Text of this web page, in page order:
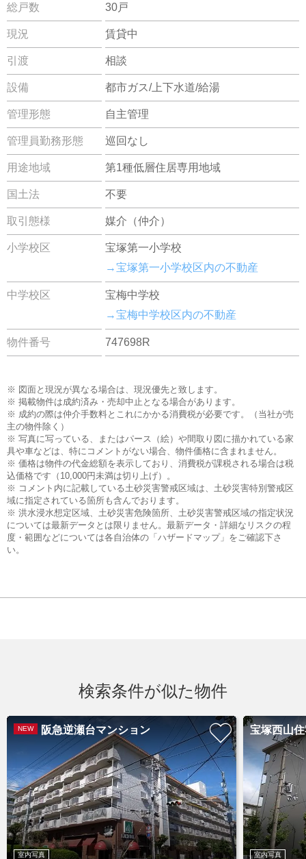
総戸数 30戸
現況 賃貸中
引渡 相談
設備 都市ガス/上下水道/給湯
管理形態 自主管理
管理員勤務形態 巡回なし
用途地域 第1種低層住居専用地域
国土法 不要
取引態様 媒介（仲介）
小学校区
宝塚第一小学校
→宝塚第一小学校区内の不動産
中学校区
宝梅中学校
→宝梅中学校区内の不動産
物件番号 747698R
※ 図面と現況が異なる場合は、現況優先と致します。
※ 掲載物件は成約済み・売却中止となる場合があります。
※ 成約の際は仲介手数料とこれにかかる消費税が必要です。（当社が売
主の物件除く）
※ 写真に写っている、またはパース（絵）や間取り図に描かれている家
具や車などは、特にコメントがない場合、物件価格に含まれません。
※ 価格は物件の代金総額を表示しており、消費税が課税される場合は税
込価格です（10,000円未満は切り上げ）。
※ コメント内に記載している土砂災害警戒区域は、土砂災害特別警戒区
域に指定されている箇所も含んでおります。
※ 洪水浸水想定区域、土砂災害危険箇所、土砂災害警戒区域の指定状況
については最新データとは限りません。最新データ・詳細なリスクの程
度・範囲などについては各自治体の「ハザードマップ」をご確認下さ
い。
検索条件が似た物件
NEW 阪急逆瀬台マンション
室内写真
宝塚西山
室内写真